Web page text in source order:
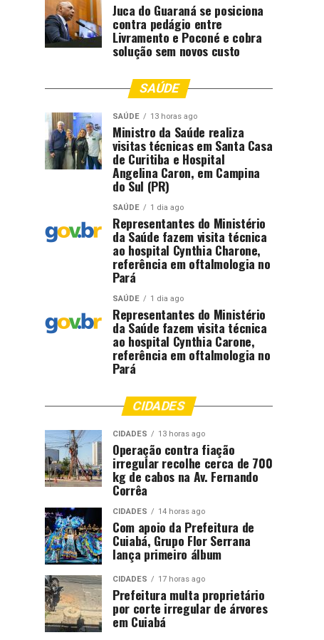
Juca do Guaraná se posiciona
contra pedágio entre
Livramento e Poconé e cobra
solução sem novos custo
SAÚDE
SAÚDE 13 horas ago
Ministro da Saúde realiza
visitas técnicas em Santa Casa
de Curitiba e Hospital
Angelina Caron, em Campina
do Sul (PR)
SAÚDE 1 dia ago
Representantes do Ministério
da Saúde fazem visita técnica
ao hospital Cynthia Charone,
referência em oftalmologia no
Pará
SAÚDE 1 dia ago
Representantes do Ministério
da Saúde fazem visita técnica
ao hospital Cynthia Carone,
referência em oftalmologia no
Pará
CIDADES
CIDADES 13 horas ago
Operação contra fiação
irregular recolhe cerca de 700
kg de cabos na Av. Fernando
Corrêa
CIDADES 14 horas ago
Com apoio da Prefeitura de
Cuiabá, Grupo Flor Serrana
lança primeiro álbum
CIDADES 17 horas ago
Prefeitura multa proprietário
por corte irregular de árvores
em Cuiabá